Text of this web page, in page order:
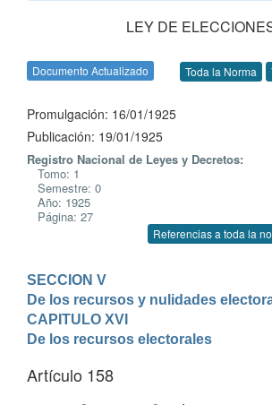
LEY DE
Documento Actualizado Toda la Norma
Promulgación: 16/01/1925
Publicación: 19/01/1925
Registro Nacional de Leyes y Decretos:
Tomo: 1
Semestre: 0
Año: 1925
Página: 27
Referencias a toda la
SECCION V
De los recursos y nulidades
CAPITULO XVI
De los recursos electorales
Artículo 158